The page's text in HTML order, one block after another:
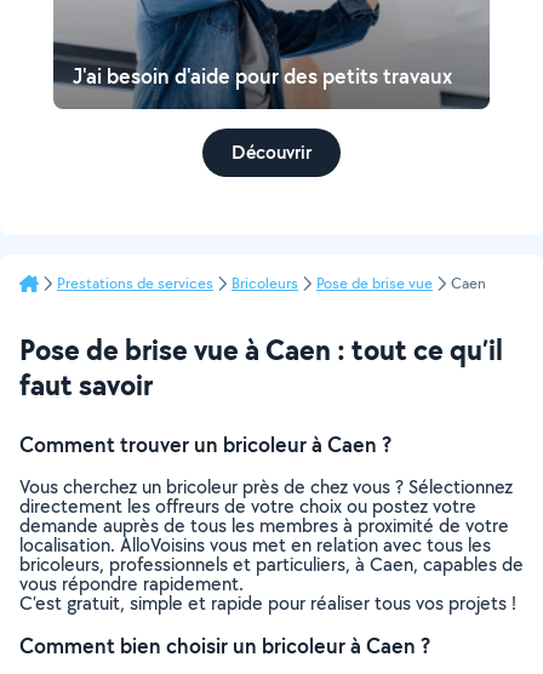
J'ai besoin d'aide pour des petits travaux
Découvrir
Prestations de services Bricoleurs Pose de brise vue Caen
Pose de brise vue à Caen : tout ce qu’il
faut savoir
Comment trouver un bricoleur à Caen ?
Vous cherchez un bricoleur près de chez vous ? Sélectionnez
directement les offreurs de votre choix ou postez votre
demande auprès de tous les membres à proximité de votre
localisation. AlloVoisins vous met en relation avec tous les
bricoleurs, professionnels et particuliers, à Caen, capables de
vous répondre rapidement.
C’est gratuit, simple et rapide pour réaliser tous vos projets !
Comment bien choisir un bricoleur à Caen ?